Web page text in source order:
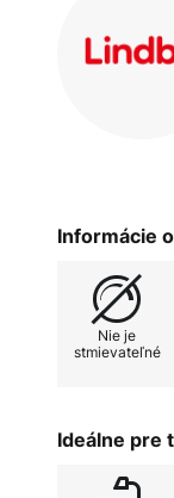
Informácie
Nie je
stmievateľné
Ideálne pre